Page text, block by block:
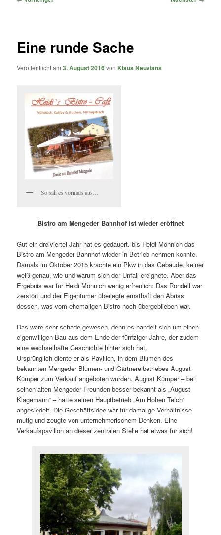
Eine runde Sache
Veröffentlicht am3. August 2016von Klaus Neuvians
So sah es vormals aus…
Bistro am Mengeder Bahnhof ist wieder eröffnet
Gut ein dreiviertel Jahr hat es gedauert, bis Heidi Mönnich das
Bistro am Mengeder Bahnhof wieder in Betrieb nehmen konnte.
Damals im Oktober 2015 krachte ein Pkw in das Gebäude, keiner
weiß genau, wie und warum sich der Unfall ereignete. Aber das
Ergebnis war für Heidi Mönnich wenig erfreulich: Das Rondell war
zerstört und der Eigentümer überlegte ernsthaft den Abriss
dessen, was vom ehemaligen Bistro noch übergeblieben war.
Das wäre sehr schade gewesen, denn es handelt sich um einen
eigenwilligen Bau aus dem Ende der fünfziger Jahre, der zudem
eine wechselhafte Geschichte hinter sich hat.
Ursprünglich diente er als Pavillon, in dem Blumen des
bekannten Mengeder Blumen- und Gärtnereibetriebes August
Kümper zum Verkauf angeboten wurden. August Kümper – bei
seinen alten Mengeder Freunden besser bekannt als „August
Klagemann“ – hatte seinen Hauptbetrieb „Am Hohen Teich“
angesiedelt. Die Geschäftsidee war für damalige Verhältnisse
mutig und zeugte von unternehmerischem Denken. Eine
Verkaufspavillon an dieser zentralen Stelle hat etwas für sich!